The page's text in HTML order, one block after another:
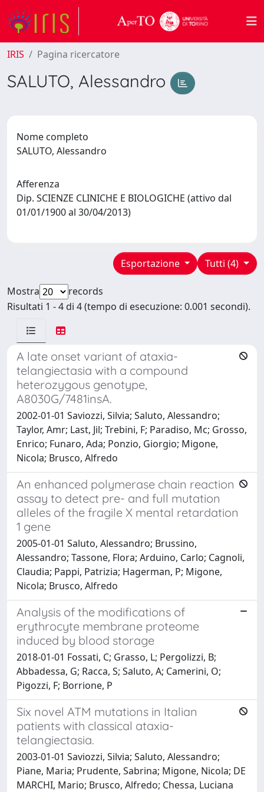
IRIS Pagina ricercatore
SALUTO, Alessandro
Nome completo
SALUTO, Alessandro
Afferenza
Dip. SCIENZE CLINICHE E BIOLOGICHE (attivo dal
01/01/1900 al 30/04/2013)
Tutti (4)
Esportazione
Mostra
records
Risultati 1 - 4 di 4 (tempo di esecuzione: 0.001 secondi).
A late onset variant of ataxia-
telangiectasia with a compound
heterozygous genotype,
A8030G/7481insA.
2002-01-01 Saviozzi, Silvia; Saluto, Alessandro;
Taylor, Amr; Last, Jil; Trebini, F; Paradiso, Mc; Grosso,
Enrico; Funaro, Ada; Ponzio, Giorgio; Migone,
Nicola; Brusco, Alfredo
An enhanced polymerase chain reaction
assay to detect pre- and full mutation
alleles of the fragile X mental retardation
1 gene
2005-01-01 Saluto, Alessandro; Brussino,
Alessandro; Tassone, Flora; Arduino, Carlo; Cagnoli,
Claudia; Pappi, Patrizia; Hagerman, P; Migone,
Nicola; Brusco, Alfredo
Analysis of the modifications of
erythrocyte membrane proteome
induced by blood storage
2018-01-01 Fossati, C; Grasso, L; Pergolizzi, B;
Abbadessa, G; Racca, S; Saluto, A; Camerini, O;
Pigozzi, F; Borrione, P
Six novel ATM mutations in Italian
patients with classical ataxia-
telangiectasia.
2003-01-01 Saviozzi, Silvia; Saluto, Alessandro;
Piane, Maria; Prudente, Sabrina; Migone, Nicola; DE
MARCHI, Mario; Brusco, Alfredo; Chessa, Luciana